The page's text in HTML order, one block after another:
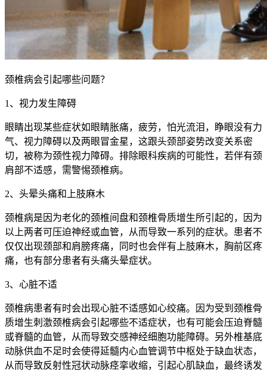
颈椎病会引起哪些问题？
1、视力发生障碍
眼睛出现某些症状如眼睛胀痛，疲劳，怕光流泪，睁眼没有力
气、视力障碍以及两眼冒金星，这跟头颈部姿势改变关系密
切，被称为颈性视力障碍。排除眼科疾病的可能性，若伴有颈
肩部不适感，需警惕颈椎病。
2、头晕头痛和上肢麻木
颈椎病是因为老化的颈椎间盘和颈椎骨质增生所引起的，因为
以上两者可压迫神经或血管，从而导致一系列的症状。患者不
仅仅出现颈部和肩膀疼痛，同时也会伴有上肢麻木，胸前区疼
痛，也有部分患者有头痛头晕症状。
3、心脏不适
颈椎病患者有时会出现心脏不适感如心绞痛。因为受到颈椎骨
质增生刺激颈椎病会引起哪些不适症状，也有可能会压迫脊髓
或脊髓的血管，从而导致交感神经细胞功能障碍。另外椎基底
动脉供血不足时会使得延髓内心血管调节中枢处于缺血状态，
从而导致反射性冠状动脉痉挛收缩，引起心肌缺血，最终诱发